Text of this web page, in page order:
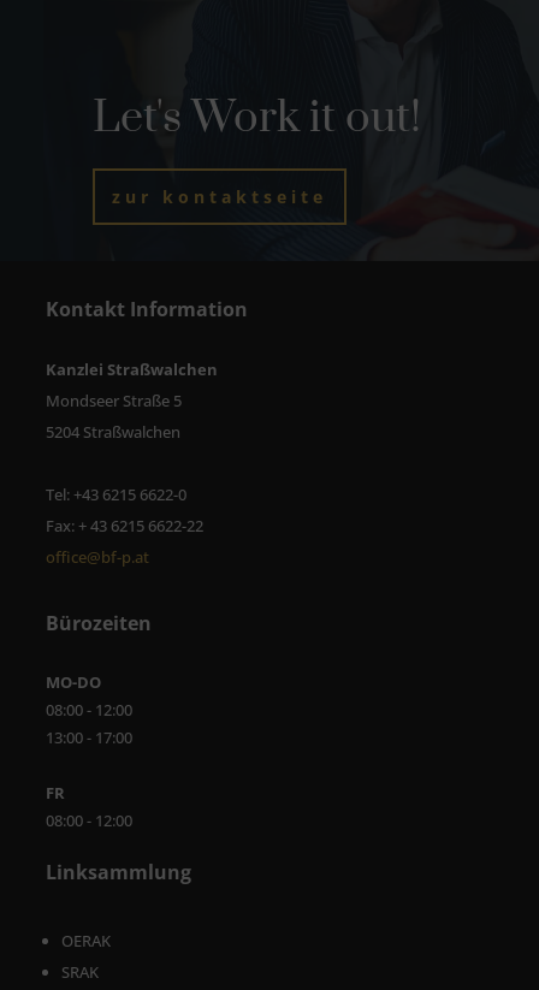
Let's Work it out!
zur kontaktseite
Kontakt Information
Kanzlei Straßwalchen
Mondseer Straße 5
5204 Straßwalchen
Tel: +43 6215 6622-0
Fax: + 43 6215 6622-22
office@bf-p.at
Bürozeiten
MO-DO
08:00 - 12:00
13:00 - 17:00
FR
08:00 - 12:00
Linksammlung
OERAK
SRAK